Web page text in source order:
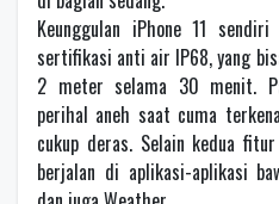
Keunggulan iPhone 11
sertifikasi anti air IP68, yang
2 meter selama 30 menit.
perihal aneh saat cuma
cukup deras. Selain kedua
berjalan di aplikasi-aplikasi